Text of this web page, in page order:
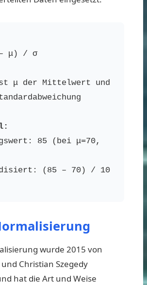
μ) / σ
μ der Mittelwert und
85 (bei μ=70,
(85 – 70) / 10
wurde 2015 von
Christian Szegedy
hat die Art und Weise